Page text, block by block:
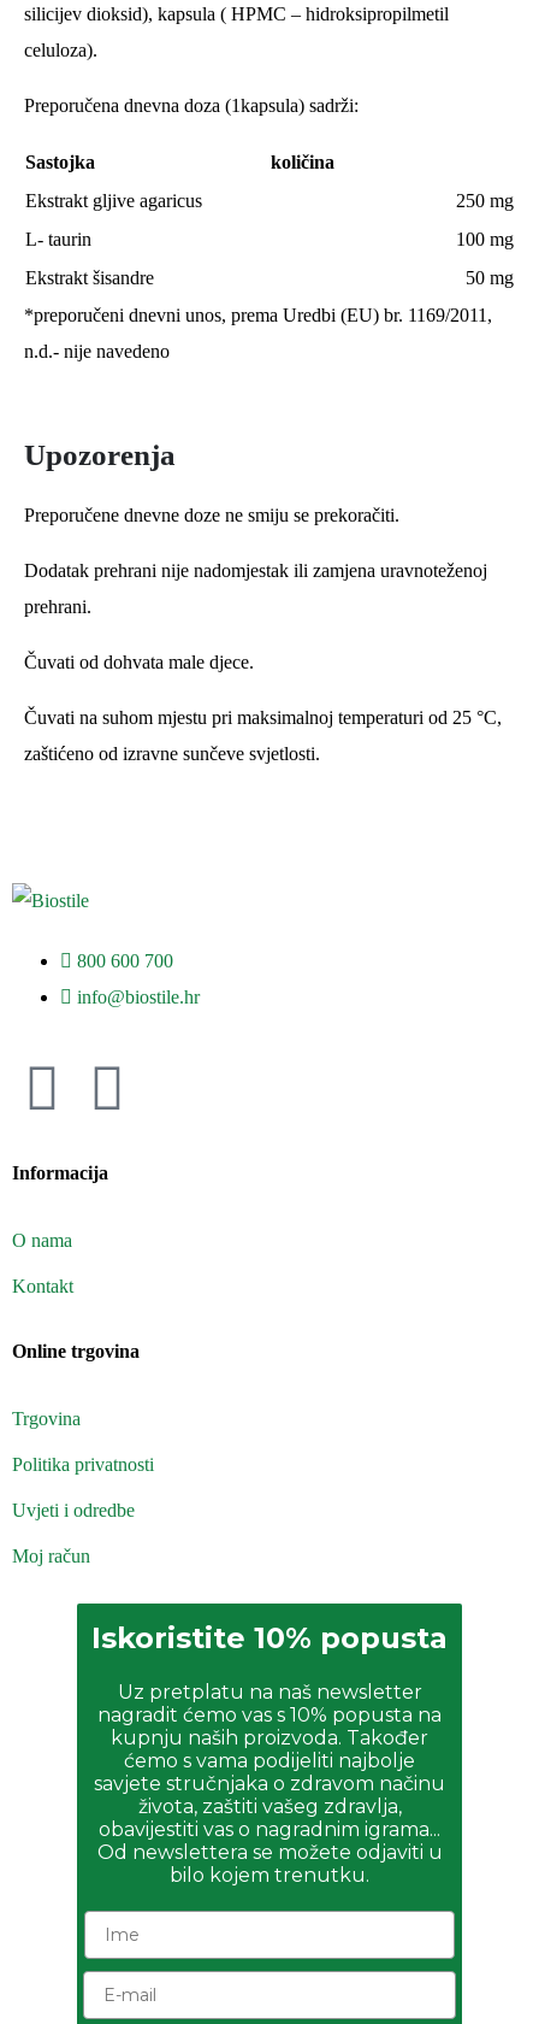
silicijev dioksid), kapsula ( HPMC – hidroksipropilmetil
celuloza).
Preporučena dnevna doza (1kapsula) sadrži:
Sastojka
količina
Ekstrakt gljive agaricus
250 mg
L- taurin
100 mg
Ekstrakt šisandre
50 mg
*preporučeni dnevni unos, prema Uredbi (EU) br. 1169/2011,
n.d.- nije navedeno
Upozorenja
Preporučene dnevne doze ne smiju se prekoračiti.
Dodatak prehrani nije nadomjestak ili zamjena uravnoteženoj
prehrani.
Čuvati od dohvata male djece.
Čuvati na suhom mjestu pri maksimalnoj temperaturi od 25 °C,
zaštićeno od izravne sunčeve svjetlosti.
800 600 700
info@biostile.hr
Informacija
O nama
Kontakt
Online trgovina
Trgovina
Politika privatnosti
Uvjeti i odredbe
Moj račun
Iskoristite 10% popusta
Uz pretplatu na naš newsletter
nagradit ćemo vas s 10% popusta na
kupnju naših proizvoda. Također
ćemo s vama podijeliti najbolje
savjete stručnjaka o zdravom načinu
života, zaštiti vašeg zdravlja,
obavijestiti vas o nagradnim igrama...
Od newslettera se možete odjaviti u
bilo kojem trenutku.